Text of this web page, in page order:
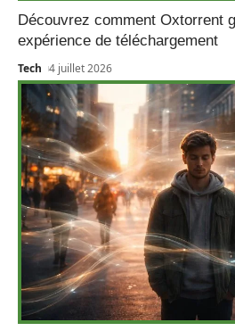
Découvrez comment Oxtorrent
expérience de téléchargement
Tech 4 juillet 2026